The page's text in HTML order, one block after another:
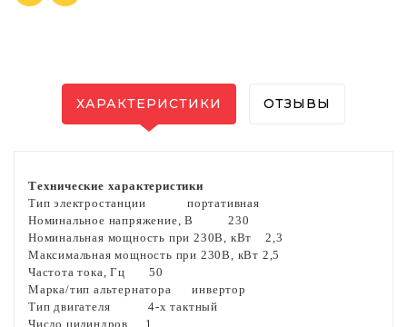
ХАРАКТЕРИСТИКИ ОТЗЫВЫ
Технические характеристики
Тип электростанции
портативная
Номинальное напряжение, В
230
Номинальная мощность при 230В, кВт
2,3
Максимальная мощность при 230В, кВт 2,5
Частота тока, Гц
50
Марка/тип альтернатора
инвертор
Тип двигателя
4-х тактный
Число цилиндров
1